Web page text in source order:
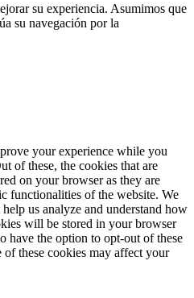
su experiencia. Asumimos que
su navegación por la
your experience while you
of these, the cookies that are
on your browser as they are
functionalities of the website. We
us analyze and understand how
will be stored in your browser
have the option to opt-out of these
these cookies may affect your